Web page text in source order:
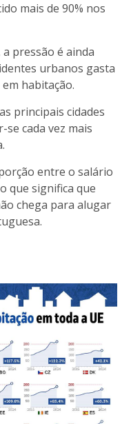
mais de 90% nos
pressão é ainda
urbanos gasta
habitação.
principais cidades
cada vez mais
entre o salário
que significa que
chega para alugar